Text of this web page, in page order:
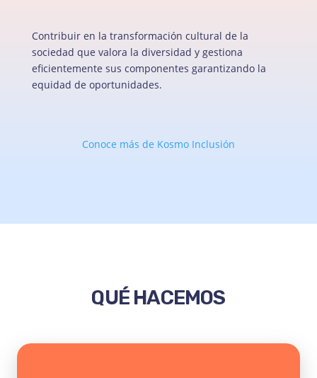
Contribuir en la transformación cultural de la
sociedad que valora la diversidad y gestiona
eficientemente sus componentes garantizando la
equidad de oportunidades.
Conoce más de Kosmo Inclusión
QUÉ HACEMOS